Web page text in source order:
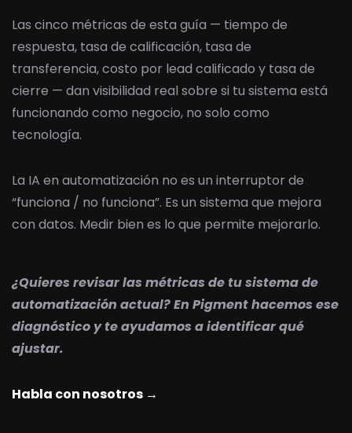
Las cinco métricas de esta guía — tiempo de
respuesta, tasa de calificación, tasa de
transferencia, costo por lead calificado y tasa de
cierre — dan visibilidad real sobre si tu sistema está
funcionando como negocio, no solo como
tecnología.
La IA en automatización no es un interruptor de
“funciona / no funciona”. Es un sistema que mejora
con datos. Medir bien es lo que permite mejorarlo.
¿Quieres revisar las métricas de tu sistema de
automatización actual? En Pigment hacemos ese
diagnóstico y te ayudamos a identificar qué
ajustar.
Habla con nosotros →